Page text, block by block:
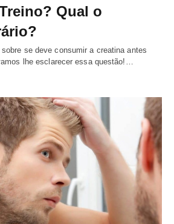
Qual o
se deve consumir a creatina antes
lhe esclarecer essa questão!…